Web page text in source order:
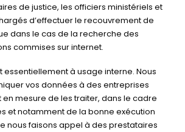
de justice, les officiers ministériels et
d’effectuer le recouvrement de
dans le cas de la recherche des
commises sur internet.
essentiellement à usage interne. Nous
vos données à des entreprises
en mesure de les traiter, dans le cadre
et notamment de la bonne exécution
nous faisons appel à des prestataires